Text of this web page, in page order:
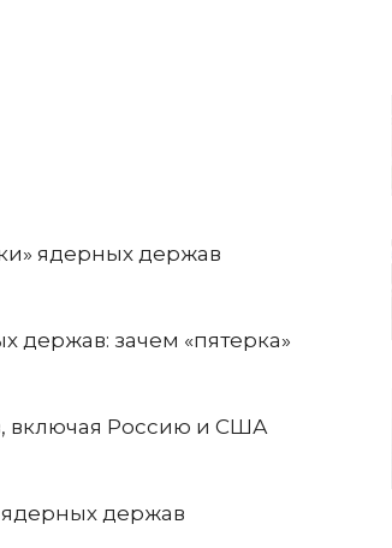
ядерных держав
держав: зачем «пятерка»
включая Россию и США
ядерных держав